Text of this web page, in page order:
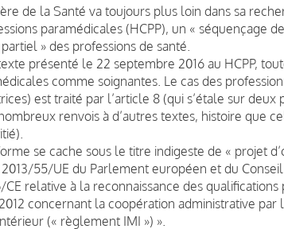
de la Santé va toujours plus loin dans sa
paramédicales (HCPP), un « séquençage
» des professions de santé.
présenté le 22 septembre 2016 au HCPP,
comme soignantes. Le cas des
est traité par l’article 8 (qui s’étale sur
renvois à d’autres textes, histoire que
se cache sous le titre indigeste de « projet
55/UE du Parlement européen et du
relative à la reconnaissance des
concernant la coopération administrative par
(« règlement IMI ») ».